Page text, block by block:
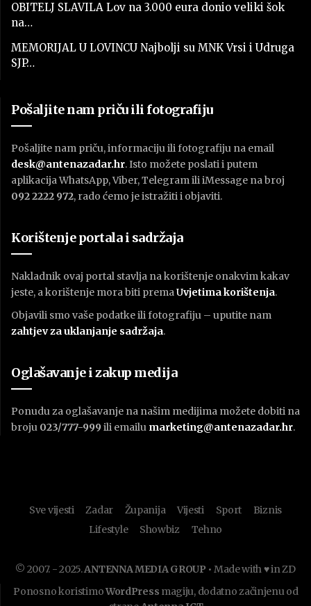
OBITELJ SLAVILA Lov na 3.000 eura donio veliki šok
na…
MEMORIJAL U LOVINCU Najbolji su MNK Vrsi i Udruga
SJP…
Pošaljite nam priču ili fotografiju
Pošaljite nam priču, informaciju ili fotografiju na email
desk@antenazadar.hr. Isto možete poslati i putem
aplikacija WhatsApp, Viber, Telegram ili iMessage na broj
092 2222 972, rado ćemo je istražiti i objaviti.
Korištenje portala i sadržaja
Nakladnik ovaj portal stavlja na korištenje onakvim kakav
jeste, a korištenje mora biti premaUvjetima korištenja.
Objavili smo vaše podatke ili fotografiju – uputite nam
zahtjev za uklanjanje sadržaja.
Oglašavanje i zakup medija
Ponudu za oglašavanje na našim medijima možete dobiti na
broju 023/777-999 ili emailu marketing@antenazadar.hr.
Sve vijesti Zadar Županija Vijesti Sport
Biznis
Lifestyle
Showbiz Tehno
© 2007. - 2025.ANTENNA MEDIA GROUP • Made with ♥ in ZD
Ponosno koristimoWordPress magiju, dodatno začinjenu od